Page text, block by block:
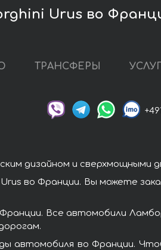
Urus во
ТРАНСФЕРЫ
дизайном и сверхмощными
во Франции. Вы можете
Все автомобили
автомобиля во Франции.